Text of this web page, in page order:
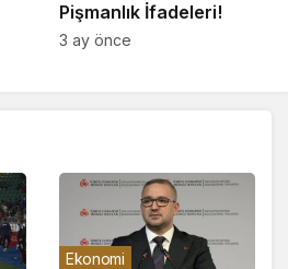
Pişmanlık İfadeleri!
3 ay önce
Ekonomi